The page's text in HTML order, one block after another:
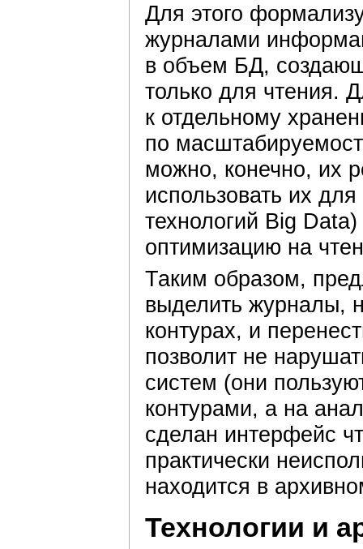
Для этого
журналами
в объем БД,
только для чтения.
к отдельному
по
можно, конечно, их
использовать их
технологий Big
оптимизацию на
Таким образом,
выделить журналы,
контурах, и
позволит не
систем (они
контурами, а на
сделан интерфейс
практически
находится в
Технологии и